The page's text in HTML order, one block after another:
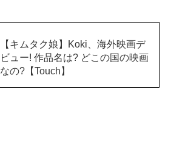
【キムタク娘】Koki、海外映画デ
ビュー! 作品名は? どこの国の映画
なの?【Touch】